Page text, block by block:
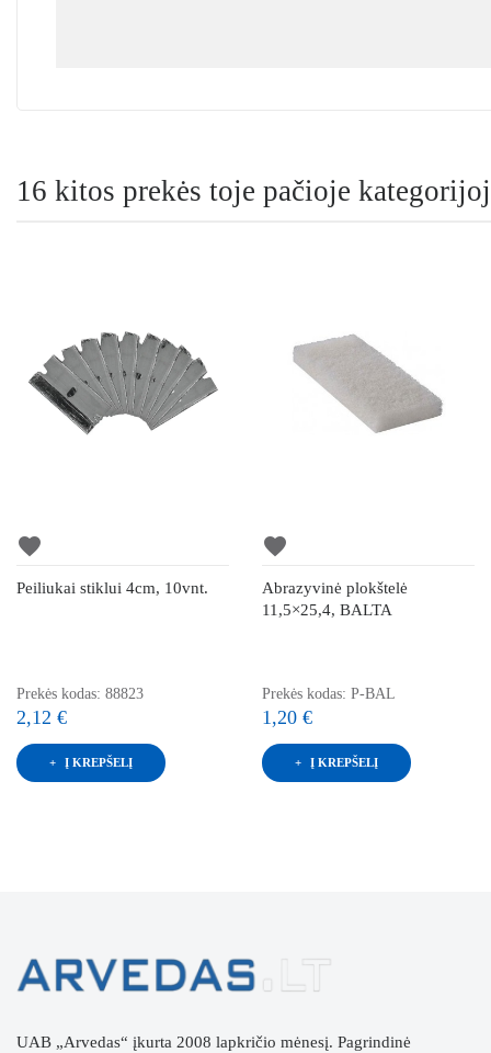
16 kitos prekės toje pačioje
favorite
Peiliukai stiklui 4cm, 10vnt.
Prekės kodas: 88823
2,12 €
Į KREPŠELĮ
favorite
Abrazyvinė plokštelė
11,5×25,4, BALTA
Prekės kodas: P-BAL
1,20 €
Į KREPŠELĮ
UAB „Arvedas“ įkurta 2008 lapkričio mėnesį. Pagrindinė